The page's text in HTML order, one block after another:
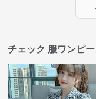
チェック 服ワンピ